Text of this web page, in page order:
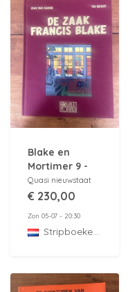
Blake en
Mortimer 9 -
de zaak
Francis Blake -
druk - 1996
Quasi nieuwstaat
€ 230,00
Zon 05-07 - 20:30
StripboekenZolder